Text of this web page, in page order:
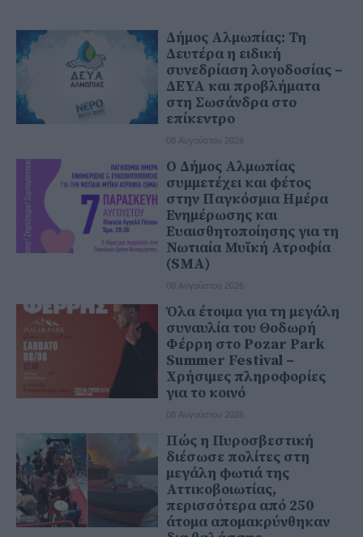
Δήμος Αλμωπίας: Τη
Δευτέρα η ειδική
συνεδρίαση λογοδοσίας –
ΔΕΥΑ και προβλήματα
στη Σωσάνδρα στο
επίκεντρο
08 Αυγούστου 2026
Ο Δήμος Αλμωπίας
συμμετέχει και φέτος
στην Παγκόσμια Ημέρα
Ενημέρωσης και
Ευαισθητοποίησης για τη
Νωτιαία Μυϊκή Ατροφία
(SMA)
08 Αυγούστου 2026
Όλα έτοιμα για τη μεγάλη
συναυλία του Θοδωρή
Φέρρη στο Pozar Park
Summer Festival –
Χρήσιμες πληροφορίες
για το κοινό
08 Αυγούστου 2026
Πώς η Πυροσβεστική
διέσωσε πολίτες στη
μεγάλη φωτιά της
Αττικοβοιωτίας,
περισσότερα από 250
άτομα απομακρύνθηκαν